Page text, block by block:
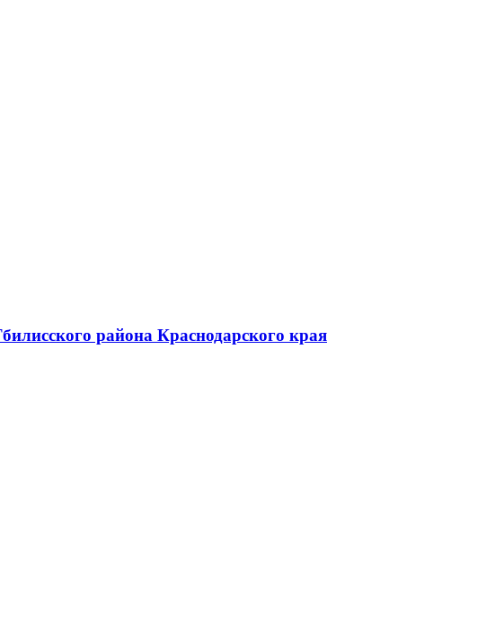
района Краснодарского края